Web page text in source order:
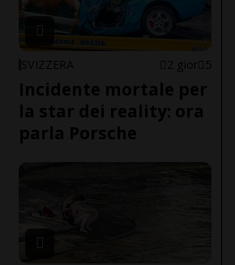
SVIZZERA 2 gior 5
Incidente mortale per
la star dei reality: ora
parla Porsche